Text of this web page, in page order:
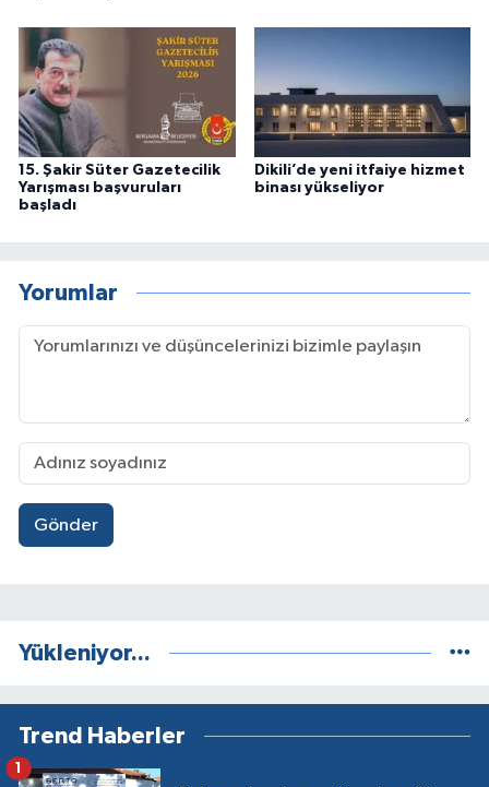
15. Şakir Süter Gazetecilik
Yarışması başvuruları
başladı
Dikili’de yeni itfaiye hizmet
binası yükseliyor
Yorumlar
Gönder
Yükleniyor...
Trend Haberler
1